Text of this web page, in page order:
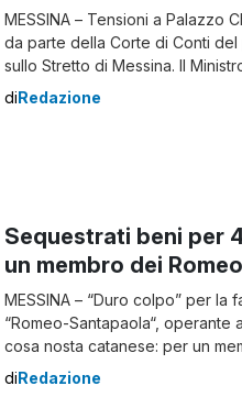
MESSINA – Tensioni a Palazzo
da parte della Corte di Conti
sullo Stretto di Messina. Il
Infrastrutture Matteo Salvini non
diRedazione
Sequestrati beni per
un membro dei
MESSINA – “Duro colpo” per la
“Romeo-Santapaola“, operante
cosa nosta catanese: per un
carcere – è scattata la confisca
diRedazione